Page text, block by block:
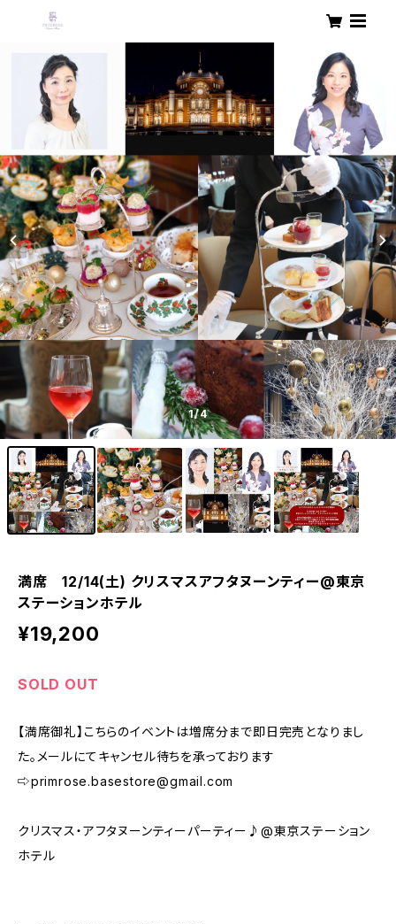
1/4
満席 12/14(土) クリスマスアフタヌーンティー@東京
ステーションホテル
¥19,200
SOLD OUT
【満席御礼】こちらのイベントは増席分まで即日完売となりまし
た。メールにてキャンセル待ちを承っております
⇨primrose.basestore@gmail.com
クリスマス・アフタヌーンティーパーティー♪@東京ステーション
ホテル